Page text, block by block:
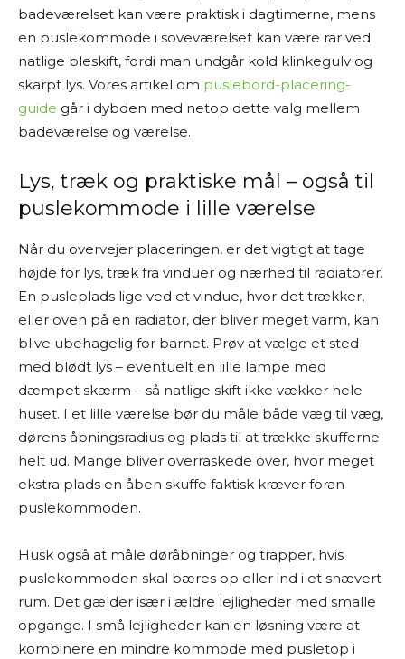
badeværelset kan være praktisk i dagtimerne, mens
en puslekommode i soveværelset kan være rar ved
natlige bleskift, fordi man undgår kold klinkegulv og
skarpt lys. Vores artikel om puslebord-placering-
guide går i dybden med netop dette valg mellem
badeværelse og værelse.
Lys, træk og praktiske mål – også til
puslekommode i lille værelse
Når du overvejer placeringen, er det vigtigt at tage
højde for lys, træk fra vinduer og nærhed til radiatorer.
En pusleplads lige ved et vindue, hvor det trækker,
eller oven på en radiator, der bliver meget varm, kan
blive ubehagelig for barnet. Prøv at vælge et sted
med blødt lys – eventuelt en lille lampe med
dæmpet skærm – så natlige skift ikke vækker hele
huset. I et lille værelse bør du måle både væg til væg,
dørens åbningsradius og plads til at trække skufferne
helt ud. Mange bliver overraskede over, hvor meget
ekstra plads en åben skuffe faktisk kræver foran
puslekommoden.
Husk også at måle døråbninger og trapper, hvis
puslekommoden skal bæres op eller ind i et snævert
rum. Det gælder især i ældre lejligheder med smalle
opgange. I små lejligheder kan en løsning være at
kombinere en mindre kommode med pusletop i